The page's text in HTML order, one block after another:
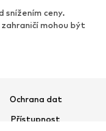
snížením ceny.
mohou být
Ochrana dat
Přístupnost